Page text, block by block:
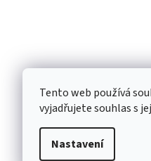
Tento web používá
vyjadřujete souhlas s
Nastavení